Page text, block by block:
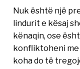
Nuk është një
lindurit e kësaj
kënaqin, ose
konfliktoheni me
koha do të